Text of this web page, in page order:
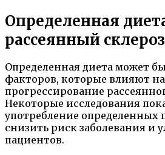
Определенная
рассеянный склероз
Определенная диета может
факторов, которые влияют
прогрессирование
Некоторые исследования
употребление определенных
снизить риск заболевания и
пациентов.